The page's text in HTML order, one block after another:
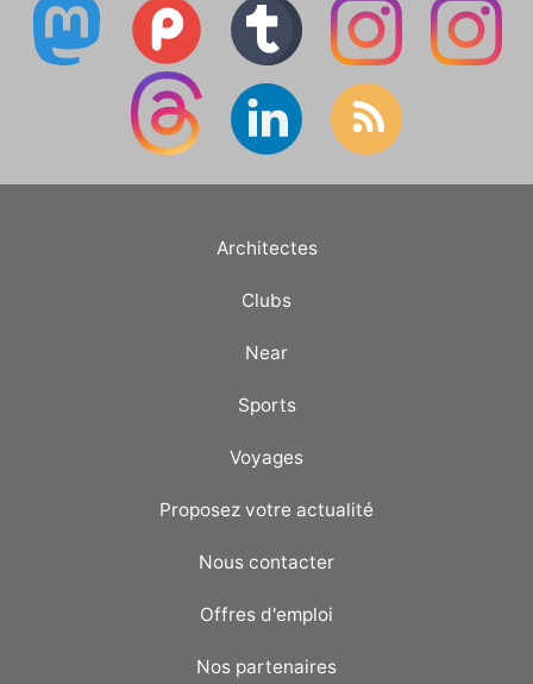
Architectes
Clubs
Near
Sports
Voyages
Proposez votre actualité
Nous contacter
Offres d'emploi
Nos partenaires